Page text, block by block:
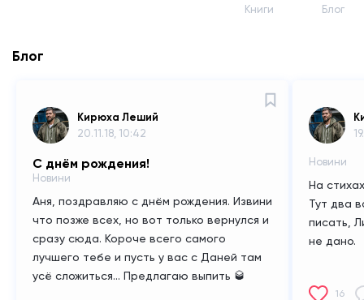
Книги Блог
Блог
Кирюха Леший
20.11.18, 10:42
С днём рождения!
Новини
Аня, поздравляю с днём рождения. Извини
что позже всех, но вот только вернулся и
сразу сюда. Короче всего самого
лучшего тебе и пусть у вас с Даней там
усё сложиться... Предлагаю выпить 🥃
Новини
На
Тут два
писать,
не дано.
16